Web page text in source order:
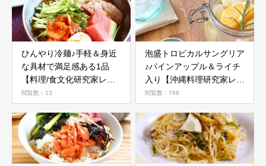
ひんやり冷麺♪手軽＆身近
な具材で満足感ある1品
【料理/食文化研究家レシ
ピ】
閲覧数：13
泡盛トロピカルサングリア
♪パインアップル＆ライチ
入り【沖縄料理研究家レシ
ピ】
閲覧数：768